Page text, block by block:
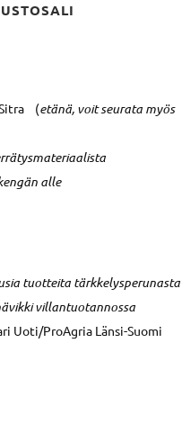
Sitra (etänä, voit seurata myös
alle
tuotteita tärkkelysperunasta
villantuotannossa
Uoti/ProAgria Länsi-Suomi